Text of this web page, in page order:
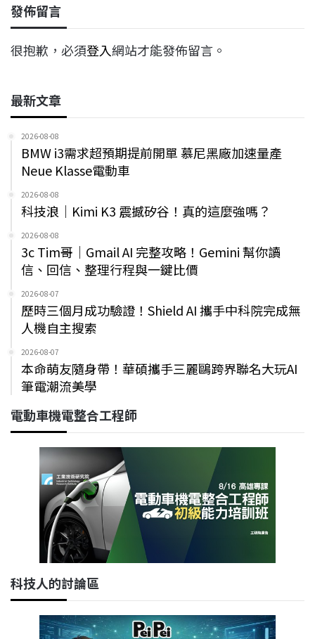
發佈留言
很抱歉，必須登入網站才能發佈留言。
最新文章
2026-08-08
BMW i3需求超預期提前開單 慕尼黑廠加速量產
Neue Klasse電動車
2026-08-08
科技浪｜Kimi K3 震撼矽谷！真的這麼強嗎？
2026-08-08
3c Tim哥｜Gmail AI 完整攻略！Gemini 幫你讀
信、回信、整理行程與一鍵比價
2026-08-07
歷時三個月成功驗證！Shield AI 攜手中科院完成無
人機自主搜索
2026-08-07
本命萌友隨身帶！華碩攜手三麗鷗跨界聯名大玩AI
筆電潮流美學
電動車機電整合工程師
科技人的討論區